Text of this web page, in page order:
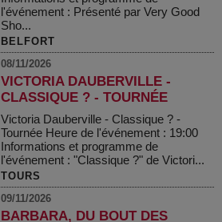
l'événement : Présenté par Very Good
Sho...
BELFORT
08/11/2026
VICTORIA DAUBERVILLE -
CLASSIQUE ? - TOURNÉE
Victoria Dauberville - Classique ? -
Tournée Heure de l'événement : 19:00
Informations et programme de
l'événement : "Classique ?" de Victori...
TOURS
09/11/2026
BARBARA, DU BOUT DES